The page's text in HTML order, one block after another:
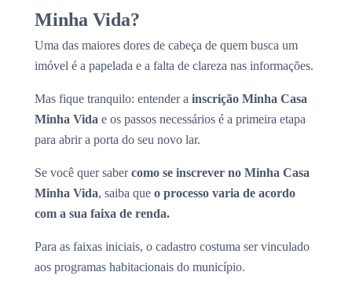
Minha Vida?
Uma das maiores dores de cabeça de quem busca um
imóvel é a papelada e a falta de clareza nas informações.
Mas fique tranquilo: entender a inscrição Minha Casa
Minha Vida e os passos necessários é a primeira etapa
para abrir a porta do seu novo lar.
Se você quer sabercomo se inscrever no Minha Casa
Minha Vida, saiba que o processo varia de acordo
com a sua faixa de renda.
Para as faixas iniciais, o cadastro costuma ser vinculado
aos programas habitacionais do município.